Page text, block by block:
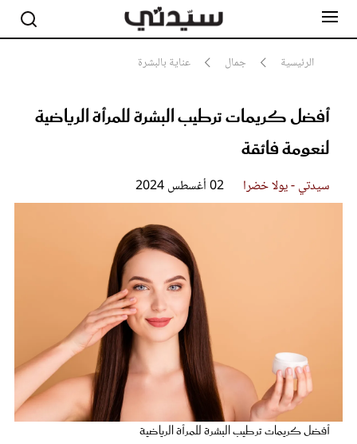
الرئيسية جمال عناية بالبشرة
أفضل كريمات ترطيب البشرة للمرأة الرياضية
لنعومة فائقة
سيدتي - يولا خضرا 02 أغسطس 2024
أفضل كريمات ترطيب البشرة للمرأة الرياضية
مشاهير
جمال
سيدتي وطفلك
لايف ستايل
عروس سيدتي